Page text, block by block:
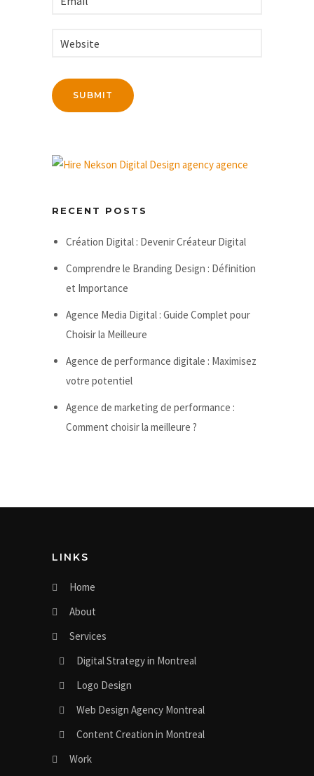
RECENT POSTS
Création Digital : Devenir Créateur Digital
Comprendre le Branding Design : Définition
et Importance
Agence Media Digital : Guide Complet pour
Choisir la Meilleure
Agence de performance digitale : Maximisez
votre potentiel
Agence de marketing de performance :
Comment choisir la meilleure ?
LINKS
Home
About
Services
Digital Strategy in Montreal
Logo Design
Web Design Agency Montreal
Content Creation in Montreal
Work